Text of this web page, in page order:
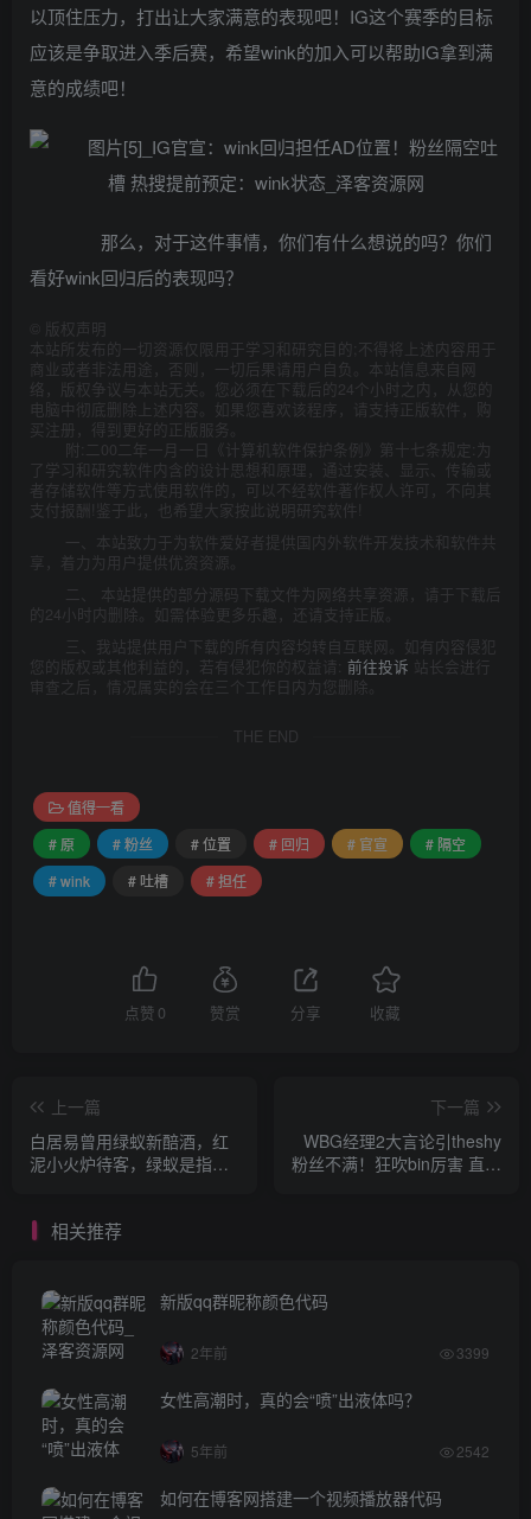
以顶住压力，打出让大家满意的表现吧！IG这个赛季的目标
应该是争取进入季后赛，希望wink的加入可以帮助IG拿到满
意的成绩吧！
那么，对于这件事情，你们有什么想说的吗？你们
看好wink回归后的表现吗？
版权声明
本站所发布的一切资源仅限用于学习和研究目的;不得将上述内容用于
商业或者非法用途，否则，一切后果请用户自负。本站信息来自网
络，版权争议与本站无关。您必须在下载后的24个小时之内，从您的
电脑中彻底删除上述内容。如果您喜欢该程序，请支持正版软件，购
买注册，得到更好的正版服务。
附:二00二年一月一日《计算机软件保护条例》第十七条规定:为
了学习和研究软件内含的设计思想和原理，通过安装、显示、传输或
者存储软件等方式使用软件的，可以不经软件著作权人许可，不向其
支付报酬!鉴于此，也希望大家按此说明研究软件!
一、本站致力于为软件爱好者提供国内外软件开发技术和软件共
享，着力为用户提供优资资源。
二、 本站提供的部分源码下载文件为网络共享资源，请于下载后
的24小时内删除。如需体验更多乐趣，还请支持正版。
三、我站提供用户下载的所有内容均转自互联网。如有内容侵犯
您的版权或其他利益的，若有侵犯你的权益请: 前往投诉 站长会进行
审查之后，情况属实的会在三个工作日内为您删除。
THE END
值得一看
# 原
# 粉丝 # 位置 # 回归 # 官宣
# 隔空
# wink
# 吐槽 # 担任
点赞 0 赞赏 分享 收藏
上一篇
白居易曾用绿蚁新醅酒，红
泥小火炉待客，绿蚁是指
下一篇
WBG经理2大言论引theshy
粉丝不满！狂吹bin厉害 直言
相关推荐
新版qq群昵称颜色代码
2年前 3399
女性高潮时，真的会“喷”出液体吗？
5年前 2542
如何在博客网搭建一个视频播放器代码